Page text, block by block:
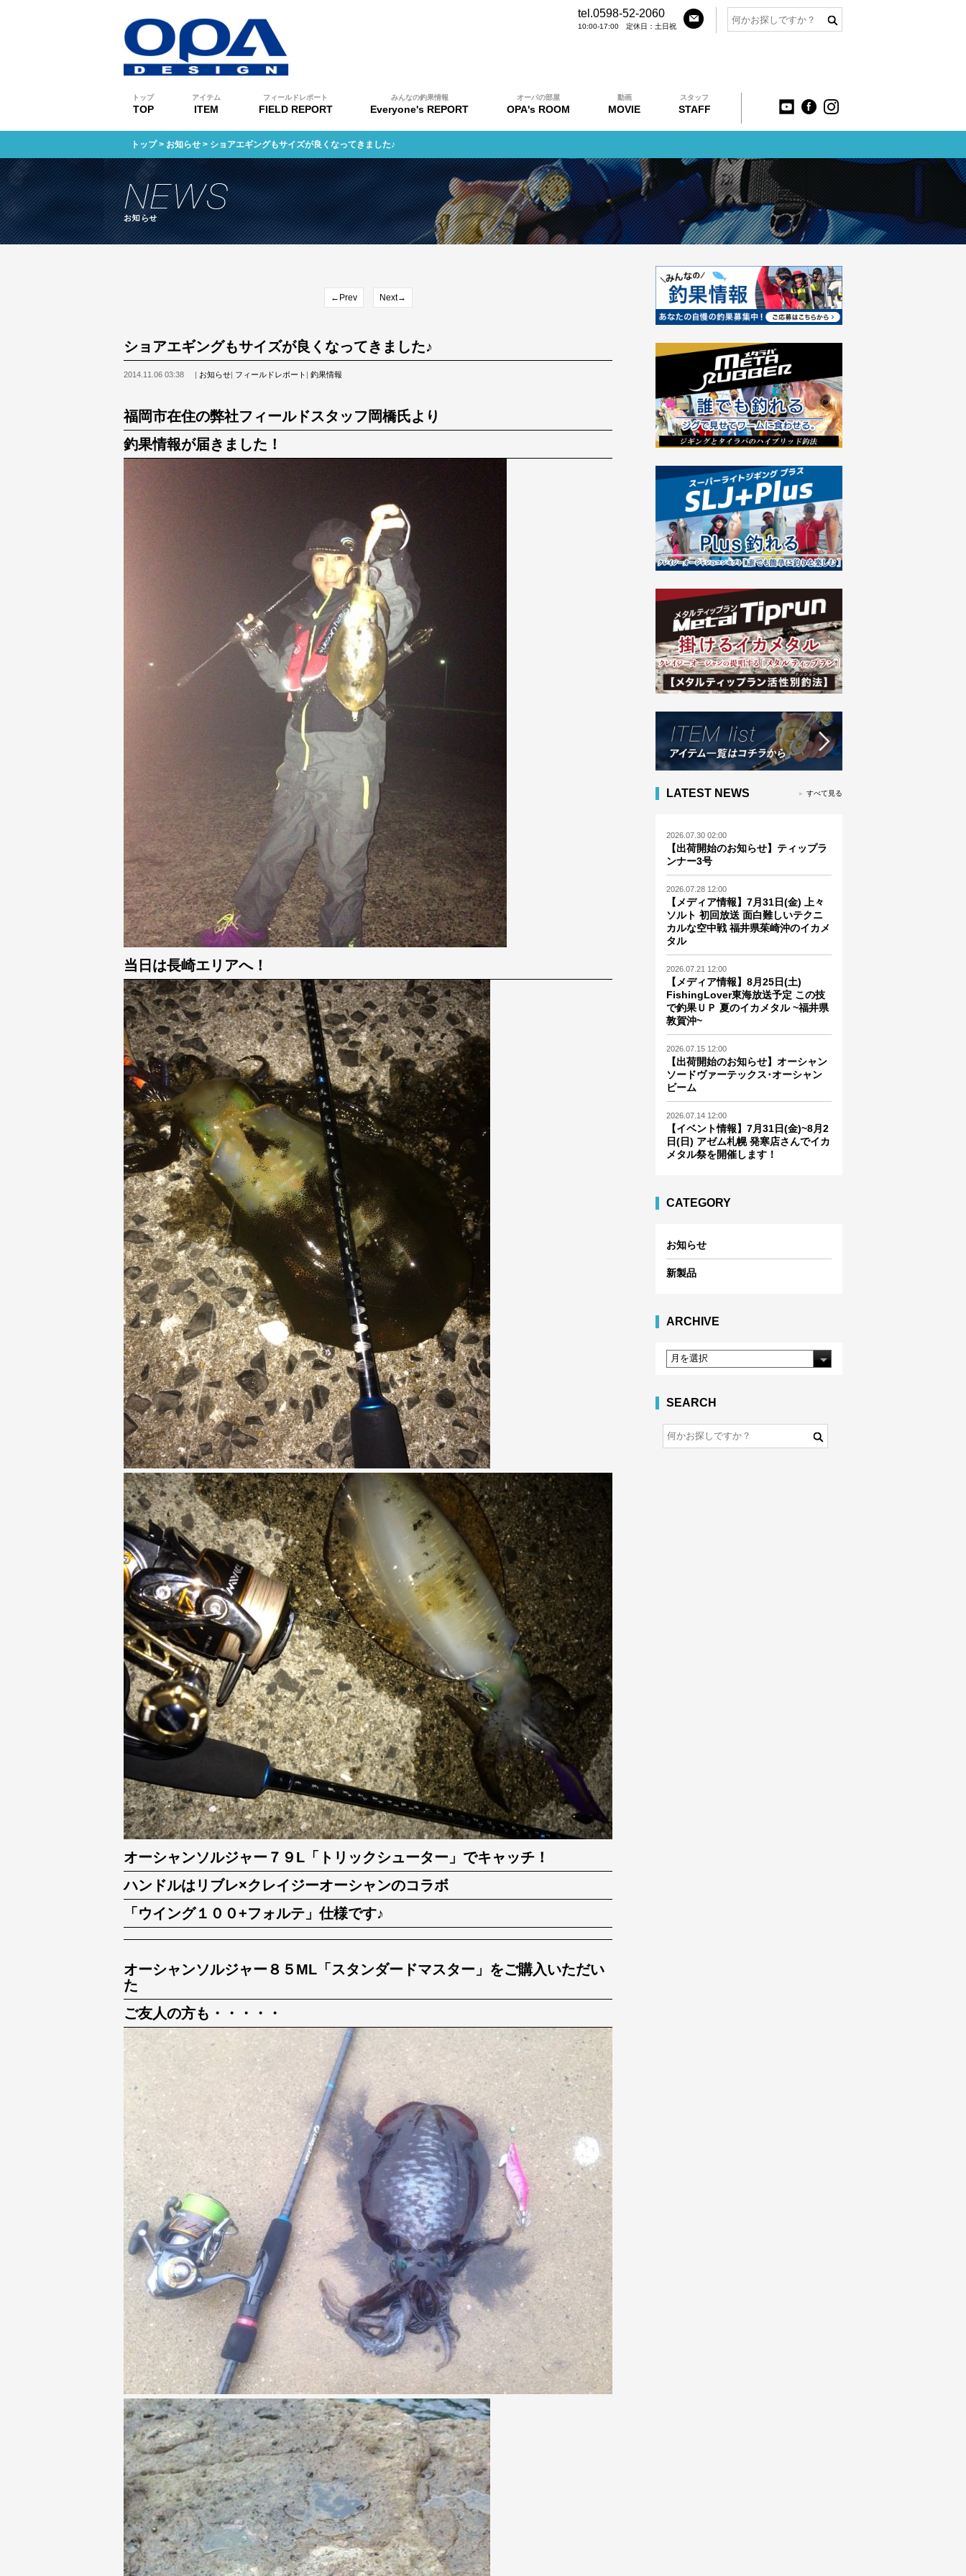
tel.0598-52-2060
10:00-17:00 定休日：土日祝
トップ
TOP
アイテム
ITEM
フィールドレポート
FIELD REPORT
みんなの釣果情報
Everyone's REPORT
オーパの部屋
OPA's ROOM
動画
MOVIE
スタッフ
STAFF
トップ> お知らせ > ショアエギングもサイズが良くなってきました♪
←Prev Next→
ショアエギングもサイズが良くなってきました♪
2014.11.06 03:38 お知らせ フィールドレポート 釣果情報
福岡市在住の弊社フィールドスタッフ岡橋氏より
釣果情報が届きました！
当日は長崎エリアへ！
オーシャンソルジャー７９L「トリックシューター」 でキャッチ！
ハンドルはリブレ×クレイジーオーシャンのコラボ
「ウイング１００+フォルテ」仕様です♪
オーシャンソルジャー８５ML「スタンダードマスター」 をご購入いただい
た
ご友人の方も・・・・・
LATEST NEWS すべて見る
2026.07.30 02:00
【出荷開始のお知らせ】ティップラ
ンナー3号
2026.07.28 12:00
【メディア情報】7月31日(金) 上々
ソルト 初回放送 面白難しいテクニ
カルな空中戦 福井県茱崎沖のイカメ
タル
2026.07.21 12:00
【メディア情報】8月25日(土)
FishingLover東海放送予定 この技
で釣果ＵＰ 夏のイカメタル ~福井県
敦賀沖~
2026.07.15 12:00
【出荷開始のお知らせ】オーシャン
ソードヴァーテックス･オーシャン
ビーム
2026.07.14 12:00
【イベント情報】7月31日(金)~8月2
日(日) アゼム札幌 発寒店さんでイカ
メタル祭を開催します！
CATEGORY
お知らせ
新製品
ARCHIVE
SEARCH